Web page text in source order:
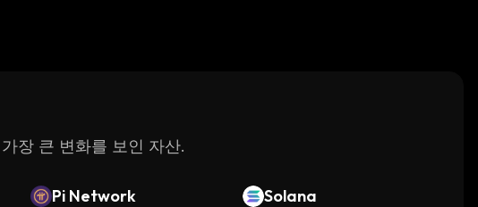
장 큰 변화를 보인 자산.
Pi Network
Solana